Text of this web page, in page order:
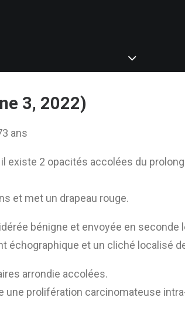
3, 2022)
ans
il existe 2 opacités accolées du
et met un drapeau rouge.
bénigne et envoyée en seconde
et un cliché localisé
arrondie accolées.
une prolifération carcinomateuse